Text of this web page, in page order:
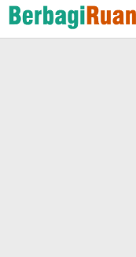
Lewati
ke